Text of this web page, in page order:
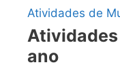
Atividades de
ano